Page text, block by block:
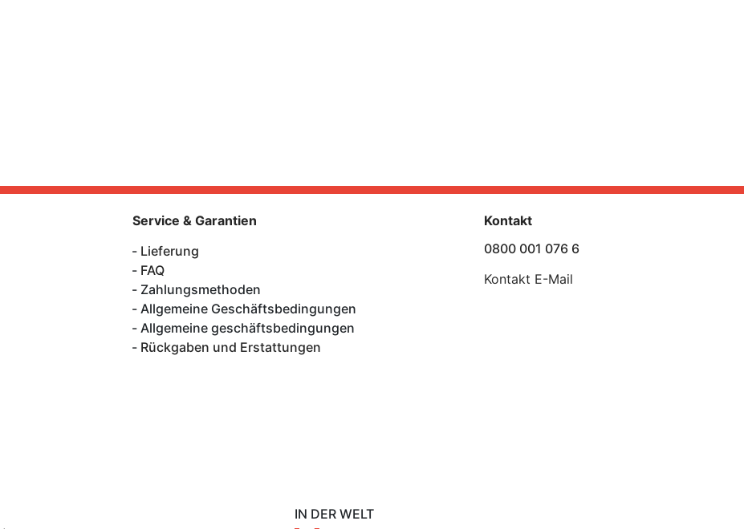
Service & Garantien
Lieferung
FAQ
Zahlungsmethoden
Allgemeine Geschäftsbedingungen
Allgemeine geschäftsbedingungen
Rückgaben und Erstattungen
Kontakt
0800 001 076 6
Kontakt E-Mail
IN DER WELT